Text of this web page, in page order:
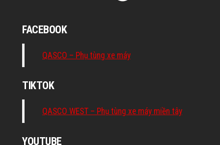
FACEBOOK
QASCO – Phụ tùng xe máy
TIKTOK
QASCO WEST – Phụ tùng xe máy miền tây
YOUTUBE